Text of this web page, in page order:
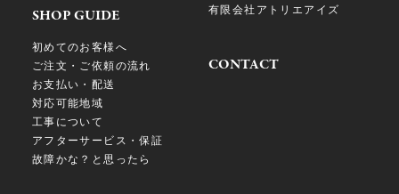
SHOP GUIDE
初めてのお客様へ
ご注文・ご依頼の流れ
お支払い・配送
対応可能地域
工事について
アフターサービス・保証
故障かな？と思ったら
有限会社アトリエアイズ
CONTACT